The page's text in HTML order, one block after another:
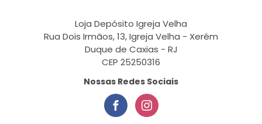
Loja Depósito Igreja Velha
Rua Dois Irmãos, 13, Igreja Velha - Xerém
Duque de Caxias - RJ
CEP 25250316
Nossas Redes Sociais